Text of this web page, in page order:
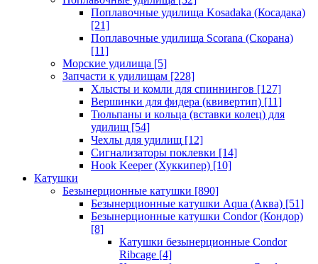
Поплавочные удилища Kosadaka (Косадака)
[21]
Поплавочные удилища Scorana (Скорана)
[11]
Морские удилища [5]
Запчасти к удилищам [228]
Хлысты и комли для спиннингов [127]
Вершинки для фидера (квивертип) [11]
Тюльпаны и кольца (вставки колец) для
удилищ [54]
Чехлы для удилищ [12]
Сигнализаторы поклевки [14]
Hook Keeper (Хуккипер) [10]
Катушки
Безынерционные катушки [890]
Безынерционные катушки Aqua (Аква) [51]
Безынерционные катушки Condor (Кондор)
[8]
Катушки безынерционные Condor
Ribcage [4]